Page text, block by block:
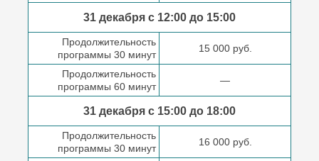
31 декабря с 12:00 до 15:00
Продолжительность
программы 30 минут
15 000 руб.
Продолжительность
программы 60 минут
—
31 декабря с 15:00 до 18:00
Продолжительность
программы 30 минут
16 000 руб.